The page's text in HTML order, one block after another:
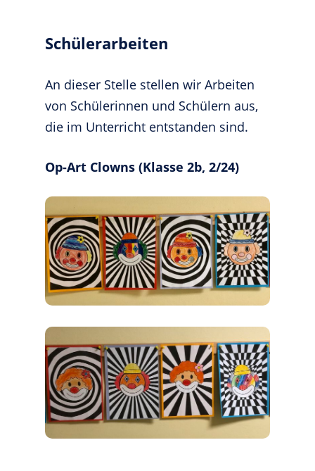
Schülerarbeiten
An dieser Stelle stellen wir Arbeiten
von Schülerinnen und Schülern aus,
die im Unterricht entstanden sind.
Op-Art Clowns (Klasse 2b, 2/24)